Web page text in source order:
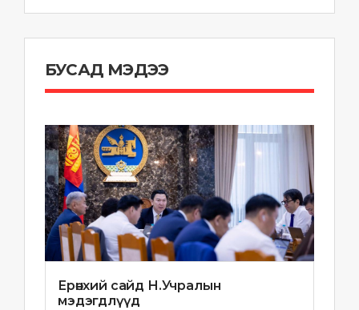
БУСАД МЭДЭЭ
Ерөнхий сайд Н.Учралын
мэдэгдлүүд